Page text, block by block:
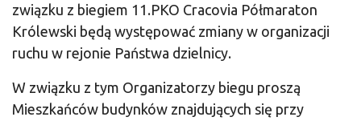
związku z biegiem 11.PKO Cracovia Półmaraton
Królewski będą występować zmiany w organizacji
ruchu w rejonie Państwa dzielnicy.
W związku z tym Organizatorzy biegu proszą
Mieszkańców budynków znajdujących się przy